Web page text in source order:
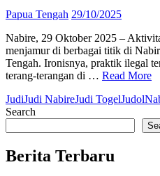
Papua Tengah 29/10/2025
Nabire, 29 Oktober 2025 –
menjamur di berbagai titik di
Tengah. Ironisnya, praktik ilegal
terang-terangan di … Read More
JudiJudi NabireJudi TogelJudol
Search
Berita Terbaru